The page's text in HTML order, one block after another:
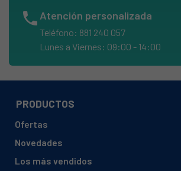
BELLAVITA, LF 1210 A+++ WVET
BELLAVITA, TH1206WAV106
BESSEY, DS0542CB2/BULGARIA-
BLUCHER, BLWM 1406
BLUE-SKY, BLF 0630
BLUE-SKY, BLF 1011
phone Atención personalizada
Teléfono: 881 240 057
Lunes a Viernes: 09:00 - 14:00
PRODUCTOS
Ofertas
Novedades
Los más vendidos